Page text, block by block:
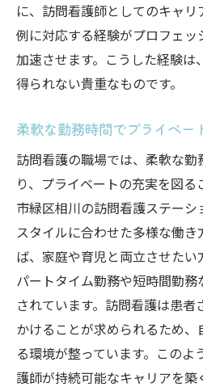
に、訪問看護師としてのキャ
例に対応する経験がプロフェ
加速させます。こうした経験
得られない貴重なものです。
柔軟な勤務時間でプライベー
訪問看護の職場では、柔軟な
り、プライベートの充実を図
市緑区相川の訪問看護ステー
スタイルに合わせた多様な働き
ば、家庭や育児と両立させた
パートタイム勤務や短時間勤
されています。訪問看護は患者
かけることが求められるため、
る環境が整っています。このよ
護師が持続可能なキャリアを